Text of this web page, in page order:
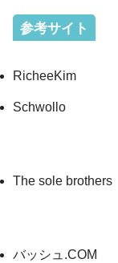
参考サイト
RicheeKim
Schwollo
The sole brothers
バッシュ.COM